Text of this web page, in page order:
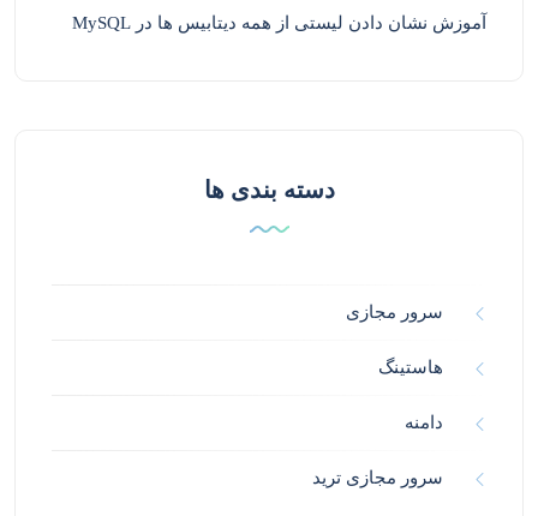
آموزش نشان دادن لیستی از همه دیتابیس ها در MySQL
دسته بندی ها
سرور مجازی
هاستینگ
دامنه
سرور مجازی ترید